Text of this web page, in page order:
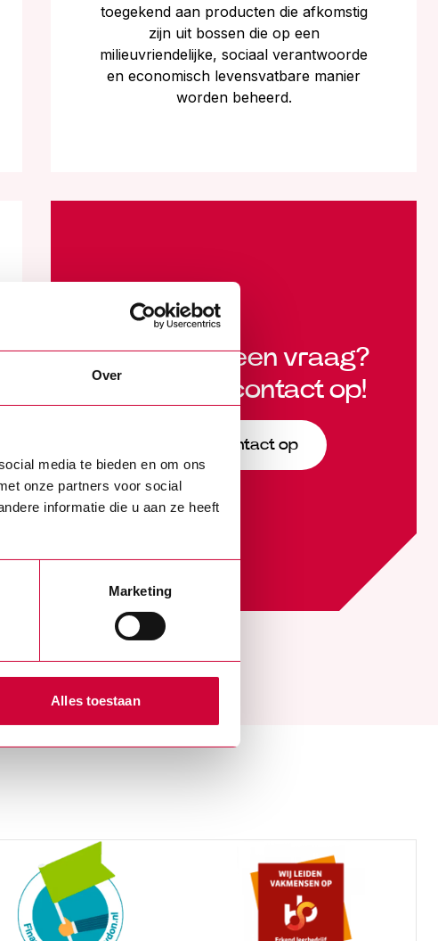
Over
media te bieden en om ons
onze partners voor social
informatie die u aan ze heeft
Marketing
Alles toestaan
toegekend aan producten die afkomstig
zijn uit bossen die op een
milieuvriendelijke, sociaal verantwoorde
en economisch levensvatbare manier
worden beheerd.
Heb je nog een vraag?
Neem dan contact op!
Neem contact op